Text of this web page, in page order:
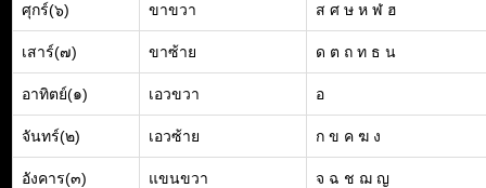
ศุกร์(๖) ขาขวา ส ศ ษ ห ฬ ฮ
เสาร์(๗) ขาซ้าย ด ต ถ ท ธ น
อาทิตย์(๑) เอวขวา อ
จันทร์(๒) เอวซ้าย ก ข ค ฆ ง
อังคาร(๓) แขนขวา จ ฉ ช ฌ ญ